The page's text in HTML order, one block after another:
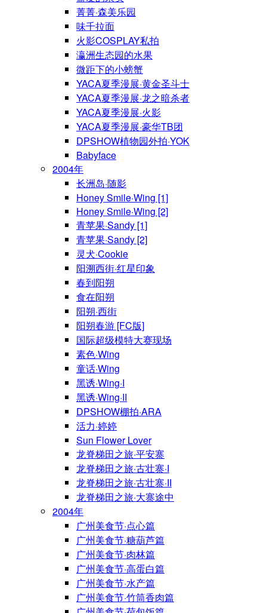
菁菁·森美乐园
味千拉面
火影COSPLAY私拍
瀛洲生态园的水果
微距下的小螃蟹
YACA夏季漫展·黄金圣斗士
YACA夏季漫展·龙之暗杀者
YACA夏季漫展·火影
YACA夏季漫展·豪华TB团
DPSHOW植物园外拍·YOK
Babyface
2004年
长洲岛·随影
Honey Smile·Wing [1]
Honey Smile·Wing [2]
青苹果·Sandy [1]
青苹果·Sandy [2]
灵犬·Cookie
阳溯西街·红星印象
春到阳朔
食在阳朔
阳朔·西街
阳朔春游 [FC版]
国际超级模特大赛现场
素色·Wing
童话·Wing
黑诱·Wing·I
黑诱·Wing·II
DPSHOW棚拍·ARA
活力·婷婷
Sun Flower Lover
龙脊梯田之旅·平安寨
龙脊梯田之旅·古壮寨·I
龙脊梯田之旅·古壮寨·II
龙脊梯田之旅·大寨途中
2004年
广州美食节·点心篇
广州美食节·糖葫芦篇
广州美食节·肉林篇
广州美食节·高蛋白篇
广州美食节·水产篇
广州美食节·竹筒香肉篇